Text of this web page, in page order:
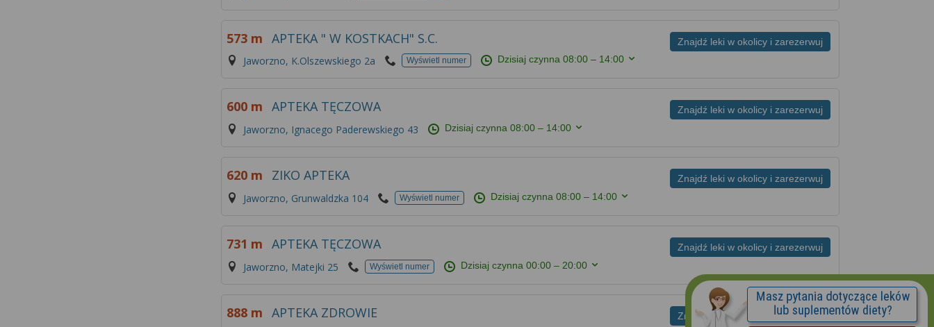
Znajdź leki w okolicy i zarezerwuj
573 m APTEKA " W KOSTKACH" S.C.
Jaworzno, K.Olszewskiego 2a Wyświetl numer Dzisiaj czynna08:00 – 14:00
Znajdź leki w okolicy i zarezerwuj
600 m APTEKA TĘCZOWA
Jaworzno, Ignacego Paderewskiego 43 Dzisiaj czynna08:00 – 14:00
Znajdź leki w okolicy i zarezerwuj
620 m ZIKO APTEKA
Jaworzno, Grunwaldzka 104 Wyświetl numer Dzisiaj czynna08:00 – 14:00
Znajdź leki w okolicy i zarezerwuj
731 m APTEKA TĘCZOWA
Jaworzno, Matejki 25 Wyświetl numer Dzisiaj czynna00:00 – 20:00
Znajdź leki w okolicy i zarezerwuj
888 m APTEKA ZDROWIE